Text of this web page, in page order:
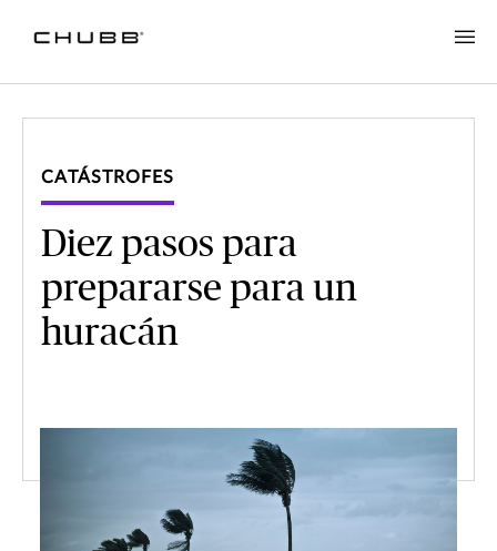
CATÁSTROFES
Diez pasos para
prepararse para un
huracán